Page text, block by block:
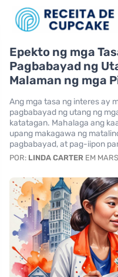
Epekto ng mga
Pagbabayad ng
Malaman ng mga
Ang mga tasa ng interes ay
pagbabayad ng utang ng
katatagan. Mahalaga ang
upang makagawa ng
pagbabayad, at pag-iipon
POR: LINDA CARTER EM